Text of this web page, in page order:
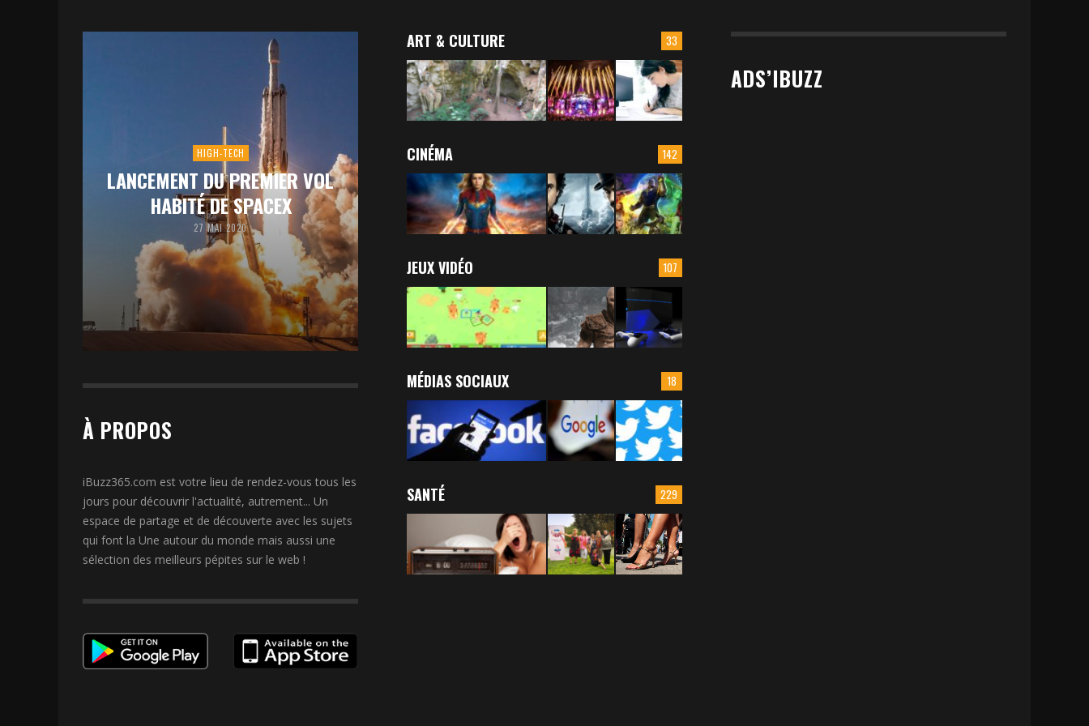
HIGH-TECH
LANCEMENT DU PREMIER VOL
HABITÉ DE SPACEX
27 MAI 2020
À PROPOS
iBuzz365.com est votre lieu de rendez-vous tous les
jours pour découvrir l'actualité, autrement... Un
espace de partage et de découverte avec les sujets
qui font la Une autour du monde mais aussi une
sélection des meilleurs pépites sur le web !
33
ART & CULTURE
142
CINÉMA
107
JEUX VIDÉO
18
MÉDIAS SOCIAUX
229
SANTÉ
ADS’IBUZZ